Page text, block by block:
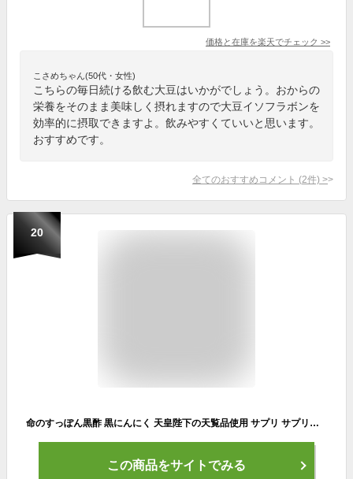
価格と在庫を楽天でチェック >>
こさめちゃん(50代・女性)
こちらの毎日続ける飲む大豆はいかがでしょう。おからの
栄養をそのまま美味しく摂れますので大豆イソフラボンを
効率的に摂取できますよ。飲みやすくていいと思います。
おすすめです。
全てのおすすめコメント (2件) >
20
命のすっぽん黒酢 黒にんにく 天皇陛下の天覧品使用 サプリ サプリメント にんにく すっぽん コラーゲン ニンニク スッポン黒酢 黒酢にんにく 青森 にんにく卵黄 高める アミノ酸 5-ala 5ala 産後 イライラ pms 女性ホルモン 健康食品 国産 ギフト 命の母 男性 女性 更年期
この商品をサイトでみる